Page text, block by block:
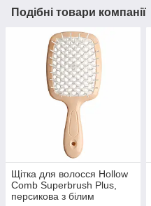
Подібні товари компанії
Щітка для волосся Hollow
Comb Superbrush Plus,
персикова з білим